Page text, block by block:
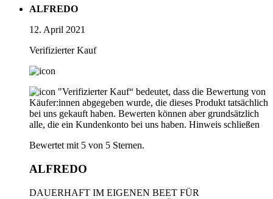
ALFREDO
12. April 2021
Verifizierter Kauf
"Verifizierter Kauf“ bedeutet, dass die Bewertung von
Käufer:innen abgegeben wurde, die dieses Produkt tatsächlich
bei uns gekauft haben. Bewerten können aber grundsätzlich
alle, die ein Kundenkonto bei uns haben. Hinweis schließen
Bewertet mit 5 von 5 Sternen.
ALFREDO
DAUERHAFT IM EIGENEN BEET FÜR